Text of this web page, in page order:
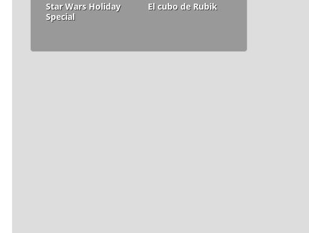
Star Wars Holiday
Special
El cubo de Rubik